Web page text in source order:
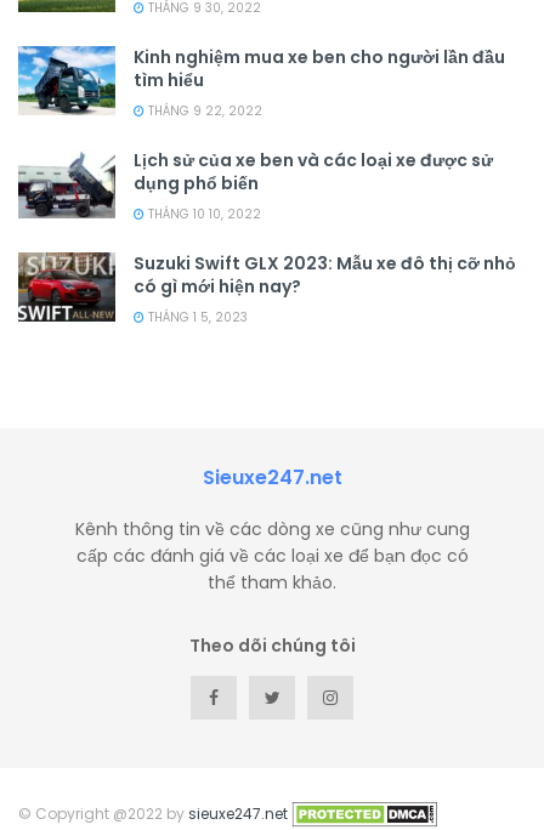
THÁNG 9 30, 2022
Kinh nghiệm mua xe ben cho người lần đầu
tìm hiểu
THÁNG 9 22, 2022
Lịch sử của xe ben và các loại xe được sử
dụng phổ biến
THÁNG 10 10, 2022
Suzuki Swift GLX 2023: Mẫu xe đô thị cỡ nhỏ
có gì mới hiện nay?
THÁNG 1 5, 2023
Sieuxe247.net
Kênh thông tin về các dòng xe cũng như cung
cấp các đánh giá về các loại xe để bạn đọc có
thể tham khảo.
Theo dõi chúng tôi
© Copyright @2022 bysieuxe247.net